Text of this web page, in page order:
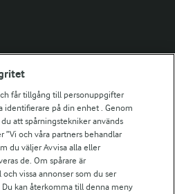
får tillgång till personuppgifter
identifierare på din enhet . Genom
att spårningstekniker används
”Vi och våra partners behandlar
du väljer Avvisa alla eller
de. Om spårare är
vissa annonser som du ser
kan återkomma till denna meny